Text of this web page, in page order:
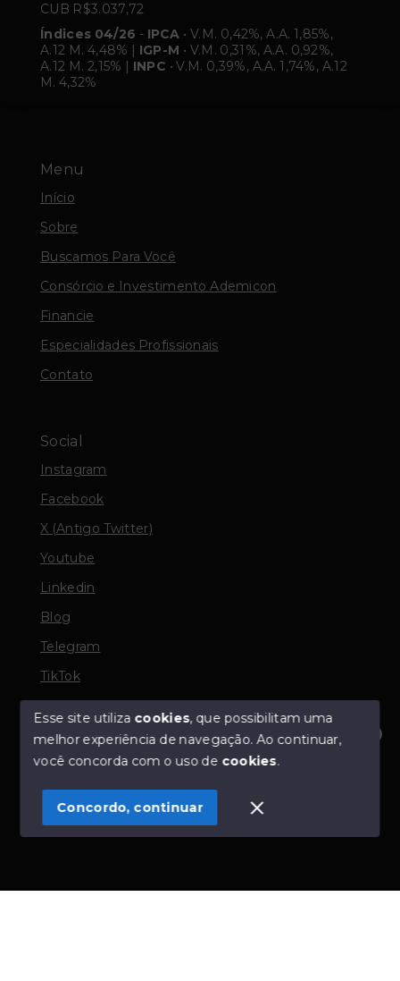
Olá! Estamos disponíveis para te ajudar.
Menu
Início
Sobre
Buscamos Para Você
Consórcio e Investimento Ademicon
Financie
Especialidades Profissionais
Contato
Social
Instagram
Facebook
X (Antigo Twitter)
Youtube
Linkedin
Blog
Telegram
TikTok
© Copyright 2026 - TORQUATO ∴ Corretor de Imóveis
- CRECI 42643f | 136.004f Perito Avaliador CNAI 37357
SITE PARA IMOBILIARIA
CUB R$3.037,72
Índices 04/26 - IPCA • V.M. 0,42%, A.A. 1,85%,
A.12 M. 4,48% | IGP-M • V.M. 0,31%, A.A. 0,92%,
A.12 M. 2,15% | INPC • V.M. 0,39%, A.A. 1,74%, A.12
M. 4,32%
Esse site utiliza cookies, que possibilitam uma
melhor experiência de navegação.Ao continuar,
você concorda com o uso de cookies.
Concordo, continuar